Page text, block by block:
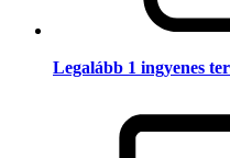
Legalább 1 ingyenes